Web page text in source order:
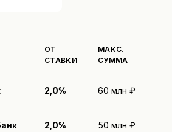
ОТ
СТАВКИ
МАКС.
СУММА
2,0% 60 млн ₽
2,0% 50 млн ₽